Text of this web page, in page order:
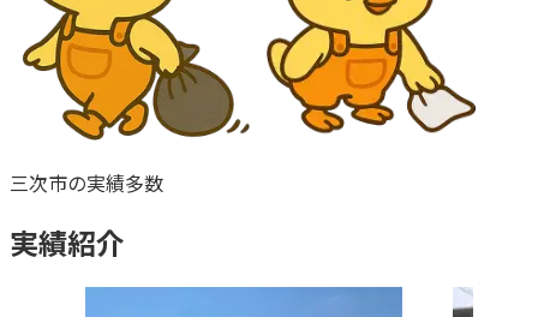
三次市の実績多数
実績紹介